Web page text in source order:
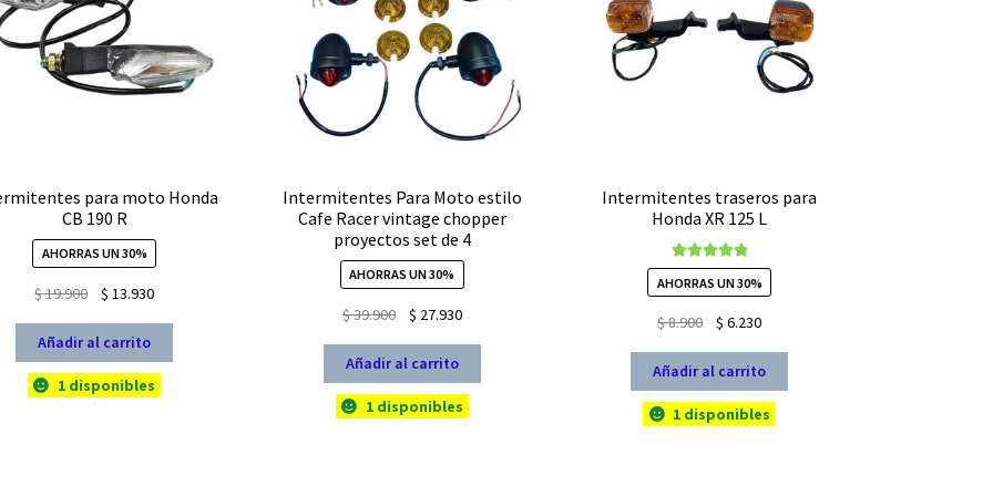
para moto Honda
CB 190 R
AHORRAS UN 30%
$19.900
El
original
era:
$ 19.900.
$ 13.930El
es:
$ 13.930.
Añadir al carrito
1 disponibles
Intermitentes Para Moto estilo
Cafe Racer vintage chopper
proyectos set de 4
AHORRAS UN 30%
$39.900
original
era:
$ 39.900.
$ 27.930El
es:
$ 27.930.
Añadir al carrito
1 disponibles
Intermitentes traseros para
Honda XR 125 L
Valorado con
5.00de 5
AHORRAS UN 30%
$8.900
El
original
era:
$ 8.900.
$ 6.230El
actual
es:
$ 6.230.
Añadir al carrito
1 disponibles